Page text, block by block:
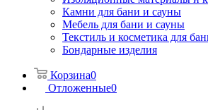
Камни для бани и сауны
Мебель для бани и сауны
Текстиль и косметика для
Бондарные изделия
Корзина0
Отложенные0